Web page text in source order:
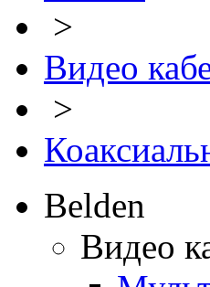
>
Видео
>
Belden
Видео